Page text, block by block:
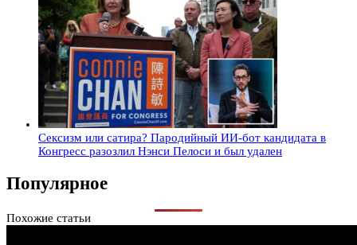
Сексизм или сатира? Пародийный ИИ-бот кандидата в
Конгресс разозлил Нэнси Пелоси и был удален
Популярное
Похожие статьи